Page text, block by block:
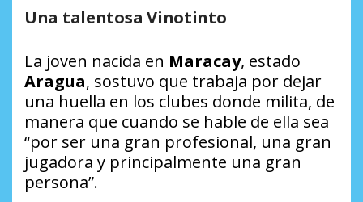
Una talentosa Vinotinto
La joven nacida en Maracay, estado
Aragua, sostuvo que trabaja por dejar
una huella en los clubes donde milita, de
manera que cuando se hable de ella sea
“por ser una gran profesional, una gran
jugadora y principalmente una gran
persona”.